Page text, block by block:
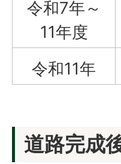
令和7年～
11年度
令和11年
道路完成